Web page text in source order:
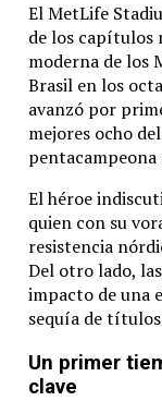
El MetLife
de los capítulos
moderna de los
Brasil en los
avanzó por
mejores ocho
El héroe
quien con su
resistencia
Del otro lado,
impacto de una
sequía de
Un primer
clave